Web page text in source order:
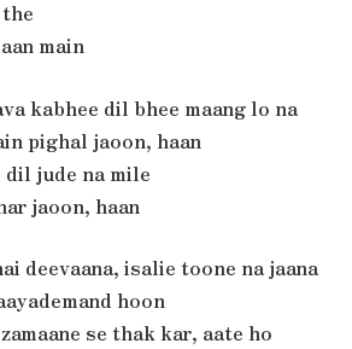
main
kabhee dil bhee maang lo na
pighal jaoon, haan
dil jude na mile
jaoon, haan
deevaana, isalie toone na jaana
hoon
se thak kar, aate ho